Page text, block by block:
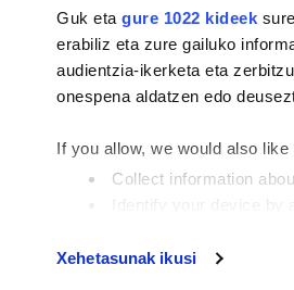
Guk etagure 1022 kideek
erabiliz eta zure gailuko
audientzia-ikerketa eta
onespena aldatzen edo
If you allow, we would also like
Collect information
Xehetasunak ikusi
Tokiko informazioa